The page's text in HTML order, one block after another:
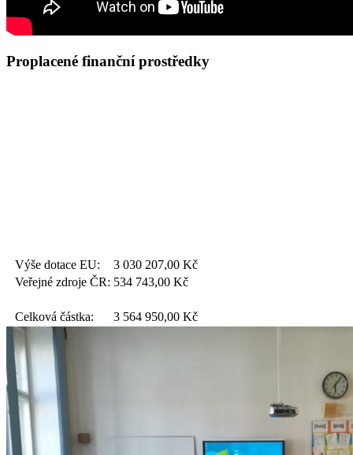
Proplacené finanční prostředky
Výše dotace EU: 3 030 207,00 Kč
Veřejné zdroje ČR: 534 743,00 Kč
Celková částka: 3 564 950,00 Kč